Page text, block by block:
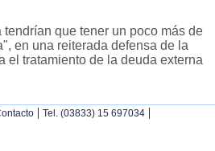
que tener un poco más de
en una reiterada defensa de la
el tratamiento de la deuda externa
| Tel. (03833) 15 697034 |